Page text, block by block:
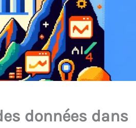
données dans